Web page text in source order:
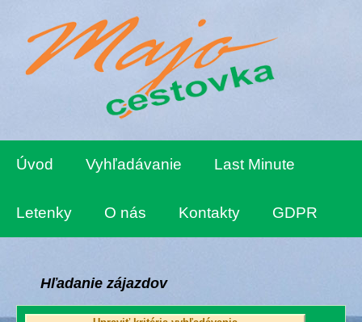
Úvod Vyhľadávanie Last Minute
Letenky O nás Kontakty GDPR
Hľadanie zájazdov